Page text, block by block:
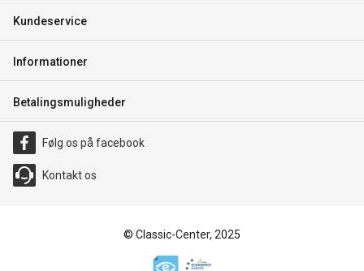
Kundeservice
Informationer
Betalingsmuligheder
Følg os på facebook
Kontakt os
© Classic-Center, 2025